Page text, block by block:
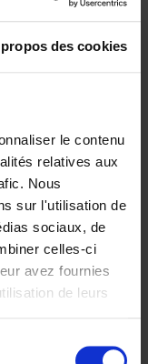
des cookies
le contenu
relatives aux
Nous
sur l'utilisation de
sociaux, de
celles-ci
avez fournies
de leurs
Can't
256